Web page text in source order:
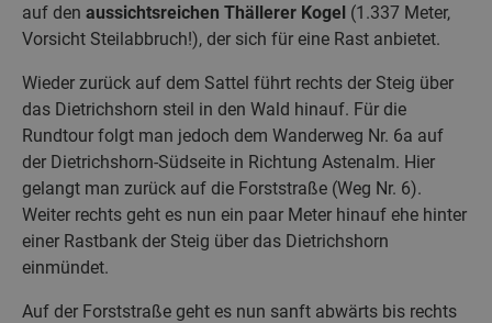
auf den aussichtsreichen Thällerer Kogel (1.337 Meter,
Vorsicht Steilabbruch!), der sich für eine Rast anbietet.
Wieder zurück auf dem Sattel führt rechts der Steig über
das Dietrichshorn steil in den Wald hinauf. Für die
Rundtour folgt man jedoch dem Wanderweg Nr. 6a auf
der Dietrichshorn-Südseite in Richtung Astenalm. Hier
gelangt man zurück auf die Forststraße (Weg Nr. 6).
Weiter rechts geht es nun ein paar Meter hinauf ehe hinter
einer Rastbank der Steig über das Dietrichshorn
einmündet.
Auf der Forststraße geht es nun sanft abwärts bis rechts